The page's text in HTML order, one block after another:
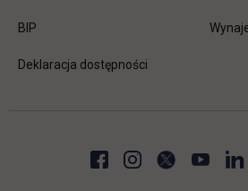
BIP
Deklaracja dostępności